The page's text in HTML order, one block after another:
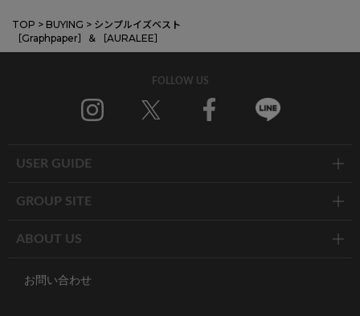
TOP > BUYING > シンプルイズベスト
［Graphpaper］＆［AURALEE］
FOLLOW US
USER GUIDE
GROUP SITE
ABOUT US
お問い合わせ